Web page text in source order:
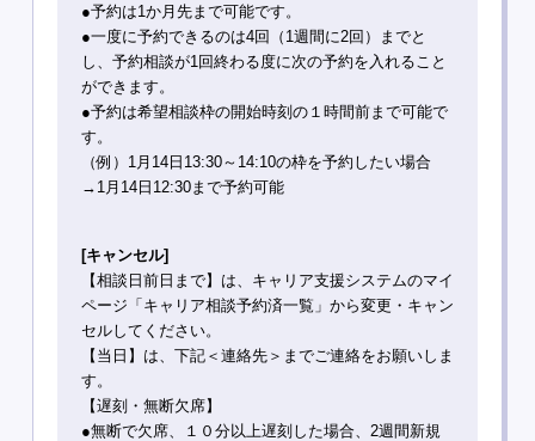
●予約は1か月先まで可能です。
●一度に予約できるのは4回（1週間に2回）までと
し、予約相談が1回終わる度に次の予約を入れること
ができます。
●予約は希望相談枠の開始時刻の１時間前まで可能で
す。
（例）1月14日13:30～14:10の枠を予約したい場合
→1月14日12:30まで予約可能
[キャンセル]
【相談日前日まで】は、キャリア支援システムのマイ
ページ「キャリア相談予約済一覧」から変更・キャン
セルしてください。
【当日】は、下記＜連絡先＞までご連絡をお願いしま
す。
【遅刻・無断欠席】
●無断で欠席、１０分以上遅刻した場合、2週間新規